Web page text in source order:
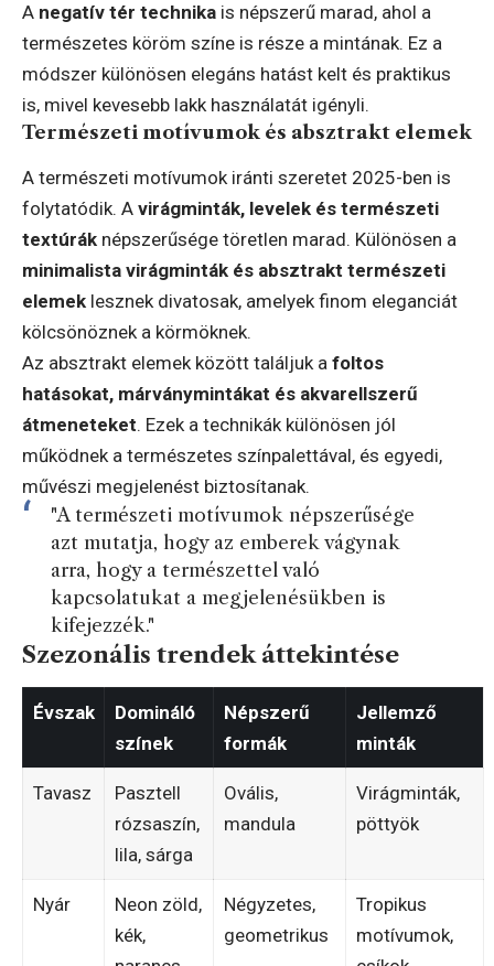
A negatív tér technika is népszerű marad, ahol a
természetes köröm színe is része a mintának. Ez a
módszer különösen elegáns hatást kelt és praktikus
is, mivel kevesebb lakk használatát igényli.
Természeti motívumok és absztrakt elemek
A természeti motívumok iránti szeretet 2025-ben is
folytatódik. A virágminták, levelek és természeti
textúrák népszerűsége töretlen marad. Különösen a
minimalista virágminták és absztrakt természeti
elemek lesznek divatosak, amelyek finom eleganciát
kölcsönöznek a körmöknek.
Az absztrakt elemek között találjuk a foltos
hatásokat, márványmintákat és akvarellszerű
átmeneteket. Ezek a technikák különösen jól
működnek a természetes színpalettával, és egyedi,
művészi megjelenést biztosítanak.
"A természeti motívumok népszerűsége
azt mutatja, hogy az emberek vágynak
arra, hogy a természettel való
kapcsolatukat a megjelenésükben is
kifejezzék."
Szezonális trendek áttekintése
Évszak
Domináló
színek
Népszerű
formák
Jellemző
minták
Tavasz
Pasztell
rózsaszín,
lila, sárga
Ovális,
mandula
Virágminták,
pöttyök
Nyár
Neon zöld,
kék,
Négyzetes,
geometrikus
Tropikus
motívumok,